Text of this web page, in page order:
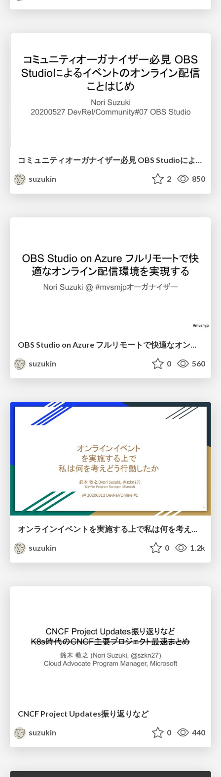
コミュニティオーガナイザー必見 OBS Studioによるイベントのオンライン配信ことはじめ
suzukin
2 850
OBS Studio on Azure フルリモートで快適なオンライン配信環境を実現する
suzukin
0 560
オンラインイベントを実施する上で私は何を考えどう行動したか
suzukin
0 1.2k
CNCF Project Updates振り返りなど
suzukin
0 440